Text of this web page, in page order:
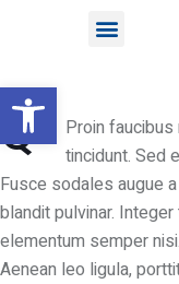
Open toolbar
Q
Proin
tincidunt. Sed
Fusce sodales augue
blandit pulvinar.
elementum semper
Aenean leo ligula,